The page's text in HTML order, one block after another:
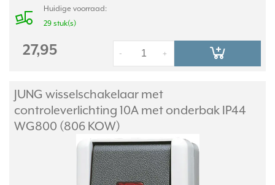
Huidige voorraad:
29 stuk(s)
27,95 +
-
JUNG wisselschakelaar met
controleverlichting 10A met onderbak IP44
WG800 (806 KOW)